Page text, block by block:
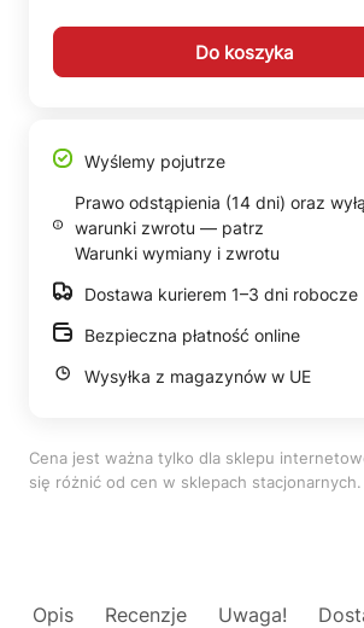
Do koszyka
Wyślemy pojutrze
Prawo odstąpienia (14 dni) oraz
warunki zwrotu — patrz
Warunki wymiany i zwrotu
Dostawa kurierem 1–3 dni robocze
Bezpieczna płatność online
Wysyłka z magazynów w UE
Cena jest ważna tylko dla sklepu
się różnić od cen w sklepach stacjonarnych.
Opis Recenzje Uwaga!